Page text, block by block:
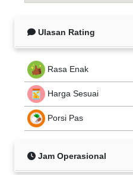
Ulasan Rating
Rasa Enak
Harga Sesuai
Porsi Pas
Jam Operasional